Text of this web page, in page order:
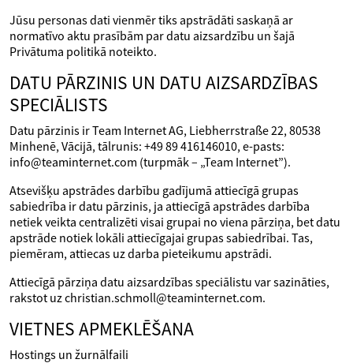
Jūsu personas dati vienmēr tiks apstrādāti saskaņā ar
normatīvo aktu prasībām par datu aizsardzību un šajā
Privātuma politikā noteikto.
DATU PĀRZINIS UN DATU AIZSARDZĪBAS
SPECIĀLISTS
Datu pārzinis ir Team Internet AG, Liebherrstraße 22, 80538
Minhenē, Vācijā, tālrunis: +49 89 416146010, e-pasts:
info@teaminternet.com (turpmāk – „Team Internet”).
Atsevišķu apstrādes darbību gadījumā attiecīgā grupas
sabiedrība ir datu pārzinis, ja attiecīgā apstrādes darbība
netiek veikta centralizēti visai grupai no viena pārziņa, bet datu
apstrāde notiek lokāli attiecīgajai grupas sabiedrībai. Tas,
piemēram, attiecas uz darba pieteikumu apstrādi.
Attiecīgā pārziņa datu aizsardzības speciālistu var sazināties,
rakstot uz christian.schmoll@teaminternet.com.
VIETNES APMEKLĒŠANA
Hostings un žurnālfaili